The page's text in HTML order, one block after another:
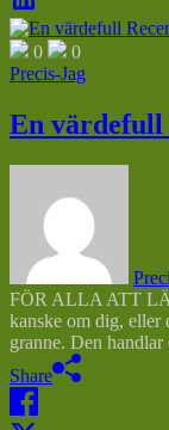
0
0
Precis-Jag
En
FÖR ALLA ATT
kanske om dig, eller
granne. Den handlar
Share